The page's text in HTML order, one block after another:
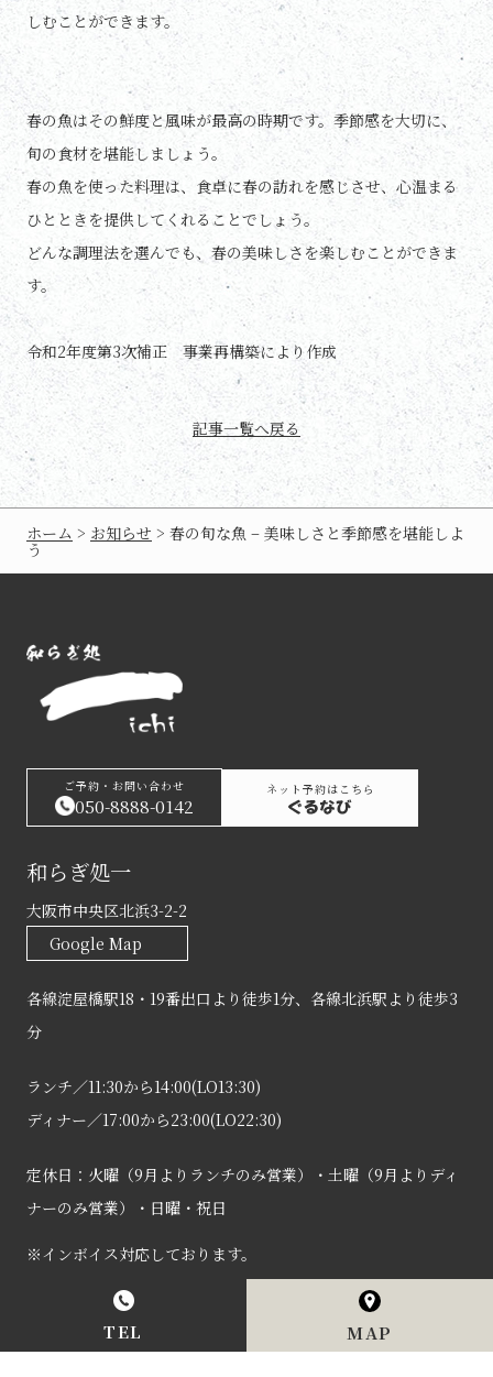
しむことができます。
春の魚はその鮮度と風味が最高の時期です。季節感を大切に、
旬の食材を堪能しましょう。
春の魚を使った料理は、食卓に春の訪れを感じさせ、心温まる
ひとときを提供してくれることでしょう。
どんな調理法を選んでも、春の美味しさを楽しむことができま
す。
令和2年度第3次補正 事業再構築により作成
記事一覧へ戻る
ホーム > お知らせ > 春の旬な魚 – 美味しさと季節感を堪能しよ
う
ご予約・お問い合わせ
050-8888-0142
ネット予約はこちら
和らぎ処一
大阪市中央区北浜3-2-2
Google Map
各線淀屋橋駅18・19番出口より徒歩1分、各線北浜駅より徒歩3
分
ランチ／11:30から14:00(LO13:30)
ディナー／17:00から23:00(LO22:30)
定休日：火曜（9月よりランチのみ営業）・土曜（9月よりディ
ナーのみ営業）・日曜・祝日
※インボイス対応しております。
Copyright (c) 2023 株式会社だんらん処一 All Rights
TEL MAP